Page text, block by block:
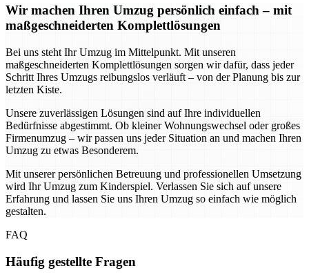
Wir machen Ihren Umzug persönlich einfach – mit
maßgeschneiderten Komplettlösungen
Bei uns steht Ihr Umzug im Mittelpunkt. Mit unseren
maßgeschneiderten Komplettlösungen sorgen wir dafür, dass jeder
Schritt Ihres Umzugs reibungslos verläuft – von der Planung bis zur
letzten Kiste.
Unsere zuverlässigen Lösungen sind auf Ihre individuellen
Bedürfnisse abgestimmt. Ob kleiner Wohnungswechsel oder großes
Firmenumzug – wir passen uns jeder Situation an und machen Ihren
Umzug zu etwas Besonderem.
Mit unserer persönlichen Betreuung und professionellen Umsetzung
wird Ihr Umzug zum Kinderspiel. Verlassen Sie sich auf unsere
Erfahrung und lassen Sie uns Ihren Umzug so einfach wie möglich
gestalten.
FAQ
Häufig gestellte Fragen